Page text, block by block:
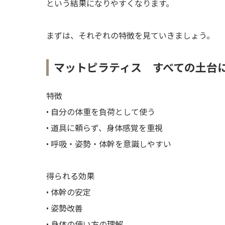
という結果になりやすくなります。
まずは、それぞれの特徴を見ていきましょう。
マットピラティス すべての土台
特徴
• 自分の体重を負荷として使う
• 道具に頼らず、身体感覚を重視
• 呼吸・姿勢・体幹を意識しやすい
得られる効果
• 体幹の安定
• 姿勢改善